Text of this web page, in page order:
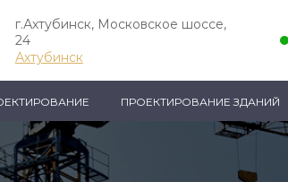
г.Ахтубинск, Московское шоссе,
24
Ахтубинск
ПРОЕКТИРОВАНИЕ ЗДАНИЙ